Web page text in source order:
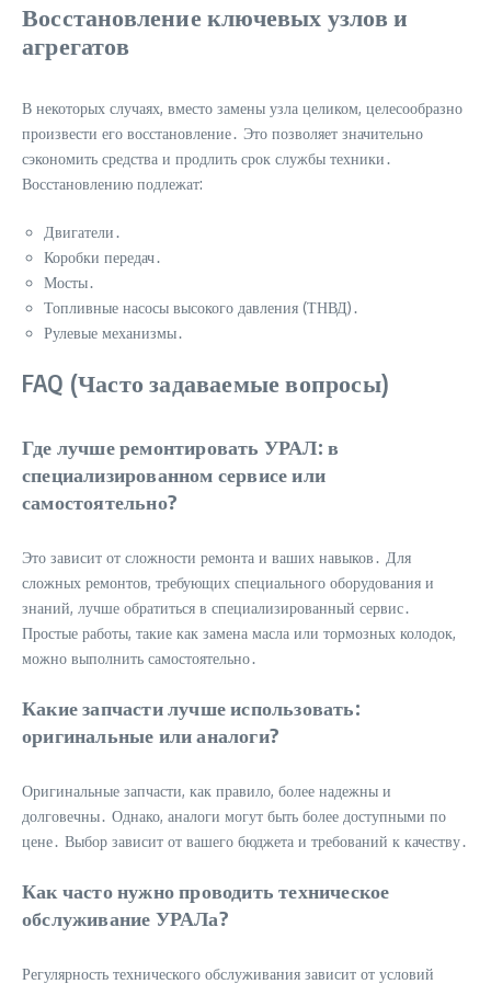
Восстановление ключевых узлов и
агрегатов
В некоторых случаях, вместо замены узла целиком, целесообразно
произвести его восстановление․ Это позволяет значительно
сэкономить средства и продлить срок службы техники․
Восстановлению подлежат:
Двигатели․
Коробки передач․
Мосты․
Топливные насосы высокого давления (ТНВД)․
Рулевые механизмы․
FAQ (Часто задаваемые вопросы)
Где лучше ремонтировать УРАЛ: в
специализированном сервисе или
самостоятельно?
Это зависит от сложности ремонта и ваших навыков․ Для
сложных ремонтов, требующих специального оборудования и
знаний, лучше обратиться в специализированный сервис․
Простые работы, такие как замена масла или тормозных колодок,
можно выполнить самостоятельно․
Какие запчасти лучше использовать:
оригинальные или аналоги?
Оригинальные запчасти, как правило, более надежны и
долговечны․ Однако, аналоги могут быть более доступными по
цене․ Выбор зависит от вашего бюджета и требований к качеству․
Как часто нужно проводить техническое
обслуживание УРАЛа?
Регулярность технического обслуживания зависит от условий